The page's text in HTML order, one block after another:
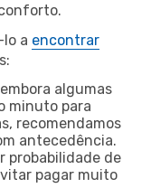
a encontrar
algumas
minuto para
recomendamos
antecedência.
probabilidade de
pagar muito